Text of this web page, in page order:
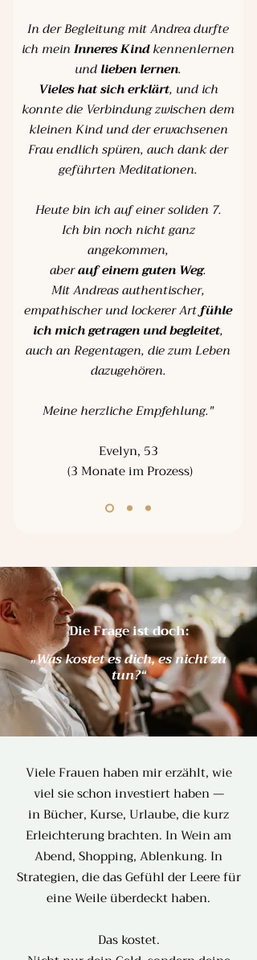
In der Begleitung mit Andrea durfte
ich meinInneres Kindkennenlernen
undlieben lernen.
Vieles hat sich erklärt, und ich
konnte die Verbindung zwischen dem
kleinen Kind und der erwachsenen
Frau endlich spüren, auch dank der
geführten Meditationen.
Heute bin ich auf einer soliden 7.
Ich bin noch nicht ganz
angekommen,
aberauf einem guten Weg.
Mit Andreas authentischer,
empathischer und lockerer Artfühle
ich mich getragen und begleitet,
auch an Regentagen, die zum Leben
dazugehören.
Meine herzliche Empfehlung."
Evelyn, 53
(3 Monate im Prozess)
Die Frage ist doch:
„Was kostet es dich, es nicht zu
tun?“
Viele Frauen haben mir erzählt, wie
viel sie schon investiert haben —
in Bücher, Kurse, Urlaube, die kurz
Erleichterung brachten. In Wein am
Abend, Shopping, Ablenkung. In
Strategien, die das Gefühl der Leere für
eine Weile überdeckt haben.
Das kostet.